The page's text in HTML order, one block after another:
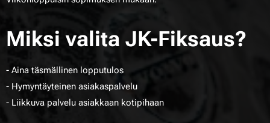
Miksi valita JK-Fiksaus?
- Aina täsmällinen lopputulos
- Hymyntäyteinen asiakaspalvelu
- Liikkuva palvelu asiakkaan kotipihaan